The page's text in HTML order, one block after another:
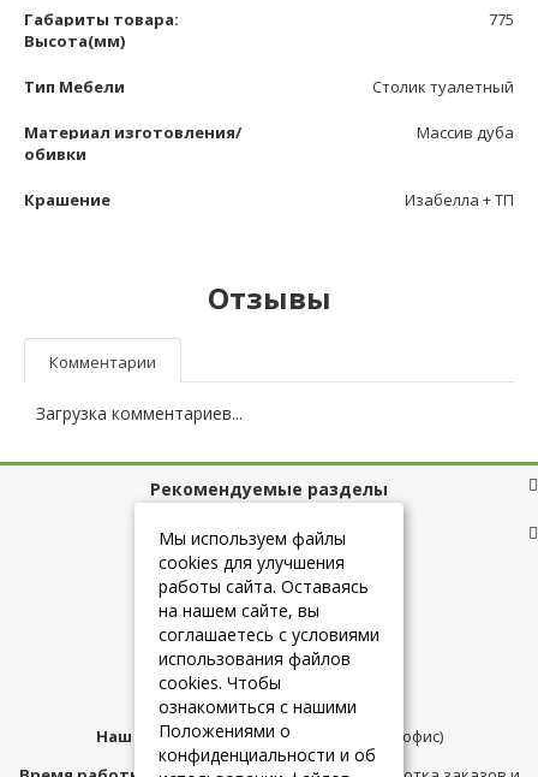
Габариты товара:
Высота(мм)
775
Тип Мебели Столик туалетный
Материал изготовления/
обивки
Массив дуба
Крашение Изабелла + ТП
Отзывы
Комментарии
Загрузка комментариев...
Рекомендуемые разделы
Полезные ссылки
+7 (925) 084-10-60
Наш адрес:Москва,ул.Плещеева д.12 (офис)
Мы используем файлы
cookies для улучшения
работы сайта. Оставаясь
на нашем сайте, вы
соглашаетесь с условиями
использования файлов
cookies. Чтобы
ознакомиться с нашими
Положениями о
конфиденциальности и об